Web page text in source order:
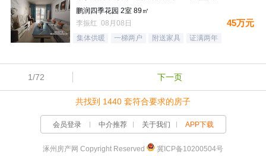
鹏润四季花园 2室 89㎡
李振红 08月08日
45万元
集体供暖 一梯两户 附送家具 证满两年
1/72 下一页
共找到 1440 套符合要求的房子
会员登录 中介推荐 关于我们 APP下载
涿州房产网 Copyright Reserved 冀ICP备10200504号